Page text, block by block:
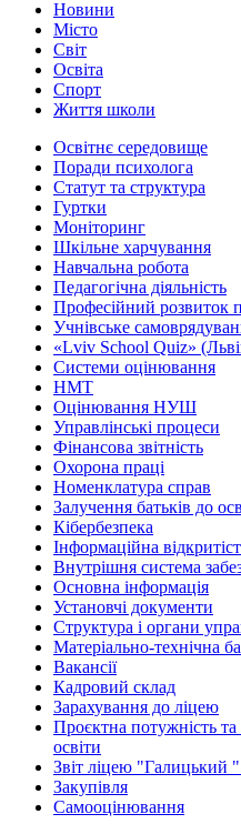
Новини
Місто
Світ
Освіта
Спорт
Життя школи
Освітнє середовище
Поради психолога
Статут та структура
Гуртки
Моніторинг
Шкільне харчування
Навчальна робота
Педагогічна діяльність
Професійний розвиток
Учнівське
«Lviv School Quiz»
Системи оцінювання
НМТ
Оцінювання НУШ
Управлінські процеси
Фінансова звітність
Охорона праці
Номенклатура справ
Залучення батьків до
Кібербезпека
Інформаційна
Внутрішня система
Основна інформація
Установчі документи
Структура і органи
Матеріально-технічна
Вакансії
Кадровий склад
Зарахування до ліцею
Проєктна потужність та
освіти
Звіт ліцею "Галицький "
Закупівля
Самооцінювання